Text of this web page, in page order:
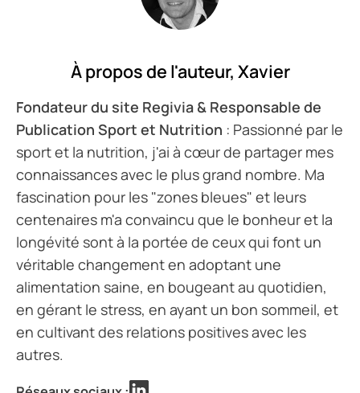
À propos de l'auteur, Xavier
Fondateur du site Regivia & Responsable de
Publication Sport et Nutrition : Passionné par le
sport et la nutrition, j'ai à cœur de partager mes
connaissances avec le plus grand nombre. Ma
fascination pour les "zones bleues" et leurs
centenaires m'a convaincu que le bonheur et la
longévité sont à la portée de ceux qui font un
véritable changement en adoptant une
alimentation saine, en bougeant au quotidien,
en gérant le stress, en ayant un bon sommeil, et
en cultivant des relations positives avec les
autres.